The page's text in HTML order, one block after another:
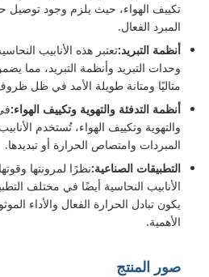
تكييف الهواء، حيث يلزم وجود توصيل
المبرد الفعال.
أنظمة التبريد:تعتبر هذه الأنابيب
وحدات التبريد وأنظمة التبريد، مما
مثاليًا ومتانة طويلة الأمد في ظل
أنظمة التدفئة والتهوية وتكييف الهواء:
والتهوية وتكييف الهواء، تُستخدم
المبردات وامتصاص الحرارة أو تبديدها.
التطبيقات الصناعية:نظرًا لمرونتها
الأنابيب النحاسية أيضًا في مختلف
يكون تبادل الحرارة الفعال والأداء
الأهمية.
صور المنتج